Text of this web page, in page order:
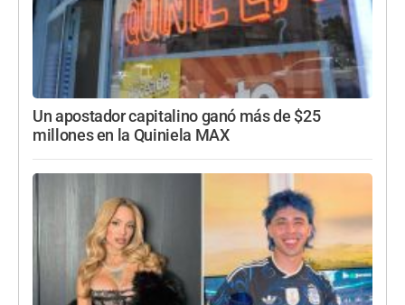
Un apostador capitalino ganó más de $25
millones en la Quiniela MAX